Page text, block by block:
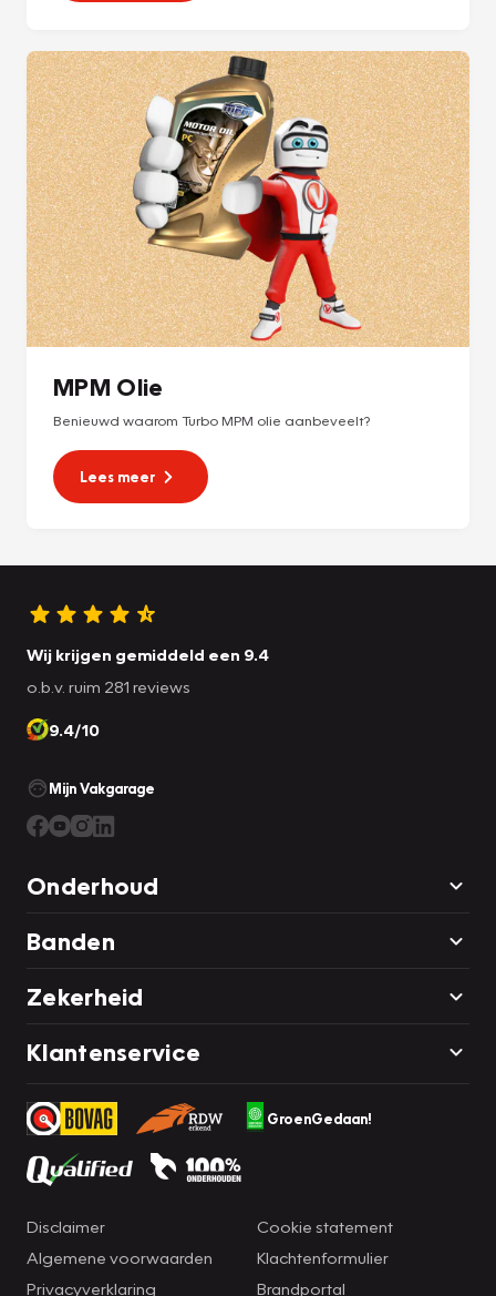
MPM Olie
Benieuwd waarom Turbo MPM olie aanbeveelt?
Lees meer
Wij krijgen gemiddeld een 9.4
o.b.v. ruim 281 reviews
9.4/10
Mijn Vakgarage
Onderhoud
Banden
Zekerheid
Klantenservice
GroenGedaan!
Disclaimer
Algemene voorwaarden
Privacyverklaring
Cookie statement
Klachtenformulier
Brandportal